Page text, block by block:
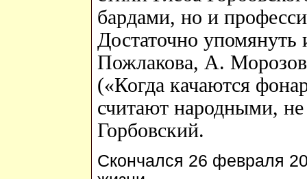
бардами, но и
Достаточно
Пожлакова, А.
(«Когда качаются
считают народными, не
Горбовский.
Скончался 26 февраля